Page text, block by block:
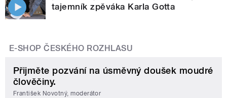
tajemník zpěváka Karla Gotta
E-SHOP ČESKÉHO ROZHLASU
Přijměte pozvání na úsměvný doušek moudré
člověčiny.
František Novotný, moderátor